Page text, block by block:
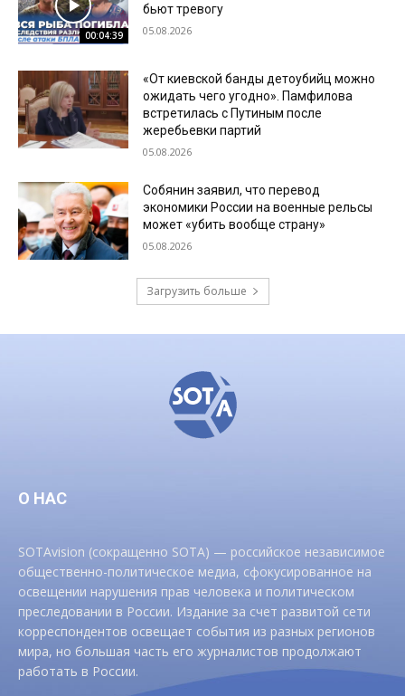
00:04:39
бьют тревогу
05.08.2026
«От киевской банды детоубийц можно
ожидать чего угодно». Памфилова
встретилась с Путиным после
жеребьевки партий
05.08.2026
Собянин заявил, что перевод
экономики России на военные рельсы
может «убить вообще страну»
05.08.2026
Загрузить больше
О НАС
SOTAvision (сокращенно SOTA) — российское независимое
общественно-политическое медиа, сфокусированное на
освещении нарушения прав человека и политическом
преследовании в России. Издание за счет развитой сети
корреспондентов освещает события из разных регионов
мира, но большая часть его журналистов продолжают
работать в России.